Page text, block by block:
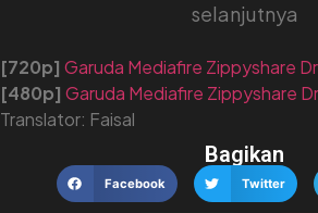
selanjutnya
[720p] Garuda Mediafire Zippyshare
[480p] Garuda Mediafire Zippyshare
Translator: Faisal
Bagikan
Facebook Twitter